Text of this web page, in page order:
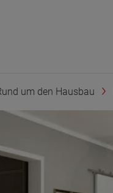
um den Hausbau